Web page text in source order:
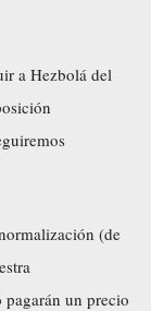
a Hezbolá del
(de
un precio